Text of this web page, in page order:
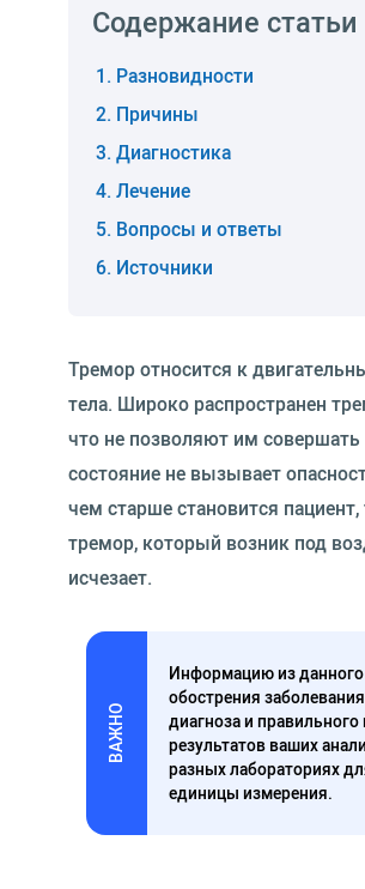
Содержание статьи
Разновидности
Причины
Диагностика
Лечение
Вопросы и ответы
Источники
Тремор относится к
тела. Широко распространен
что не позволяют им совершать
состояние не вызывает
чем старше становится
тремор, который возник под
исчезает.
ВАЖНО
Информацию из данного
обострения
диагноза и
результатов ваших
разных лабораториях
единицы измерения.